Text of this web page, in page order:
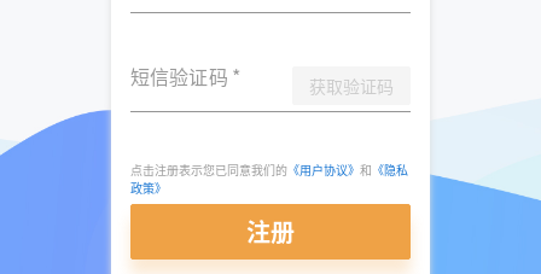
短信验证码 * 获取验证码
点击注册表示您已同意我们的 《用户协议》 和 《隐私
政策》
注册